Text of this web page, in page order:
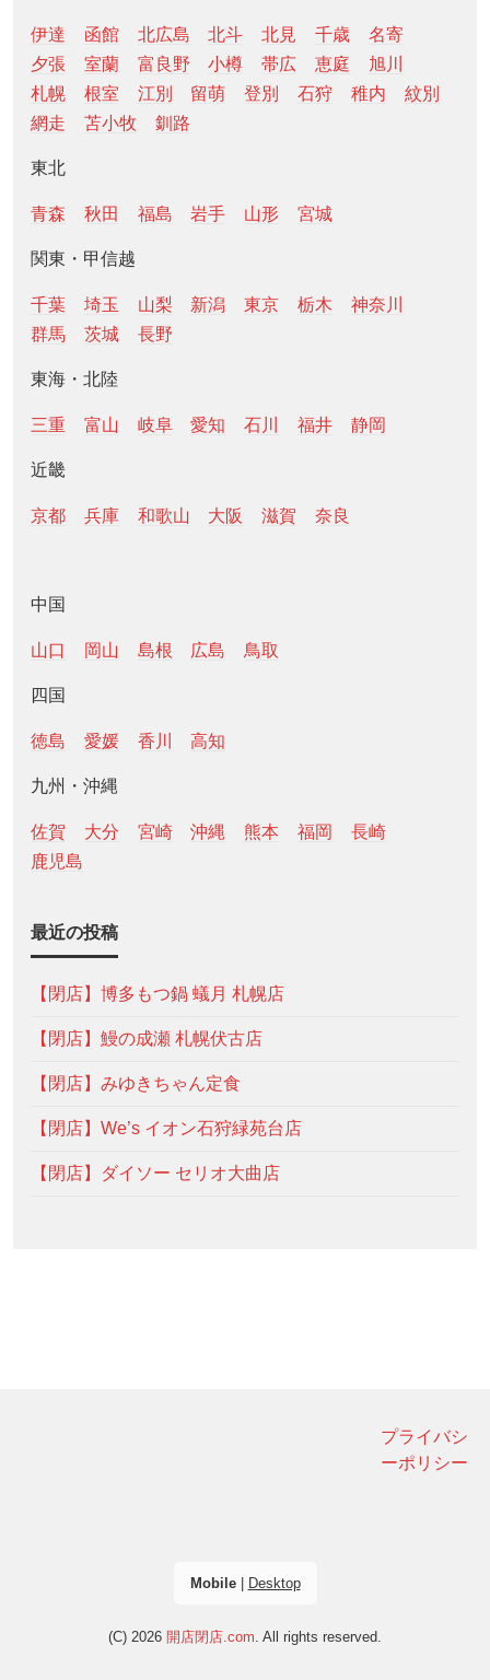
伊達 函館 北広島 北斗 北見 千歳
名寄
夕張
室蘭 富良野 小樽 帯広 恵庭
旭川
札幌
根室 江別 留萌 登別 石狩 稚内
紋別
網走
苫小牧 釧路
東北
青森 秋田 福島 岩手 山形 宮城
関東・甲信越
千葉 埼玉 山梨 新潟 東京 栃木
神奈川
群馬
茨城 長野
東海・北陸
三重 富山 岐阜 愛知 石川 福井 静岡
近畿
京都 兵庫 和歌山 大阪 滋賀 奈良
中国
山口 岡山 島根 広島 鳥取
四国
徳島 愛媛 香川 高知
九州・沖縄
佐賀 大分 宮崎 沖縄 熊本 福岡
長崎
鹿児島
最近の投稿
【閉店】博多もつ鍋 蟻月 札幌店
【閉店】鰻の成瀬 札幌伏古店
【閉店】みゆきちゃん定食
【閉店】We’s イオン石狩緑苑台店
【閉店】ダイソー セリオ大曲店
プライバシ
ーポリシー
Mobile| Desktop
(C) 2026 開店閉店.com. All rights reserved.